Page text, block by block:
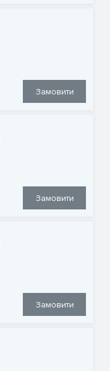
Замовити
Замовити
Замовити